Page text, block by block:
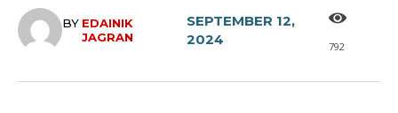
BY EDAINIK
JAGRAN
SEPTEMBER 12,
2024
792